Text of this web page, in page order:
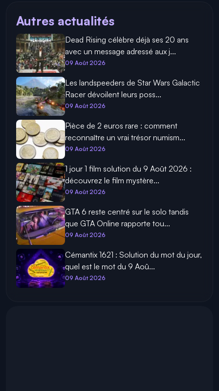
Autres actualités
Dead Rising célèbre déjà ses 20 ans
avec un message adressé aux j...
09 Août 2026
Les landspeeders de Star Wars Galactic
Racer dévoilent leurs poss...
09 Août 2026
Pièce de 2 euros rare : comment
reconnaître un vrai trésor numism...
09 Août 2026
1 jour 1 film solution du 9 Août 2026 :
découvrez le film mystère...
09 Août 2026
GTA 6 reste centré sur le solo tandis
que GTA Online rapporte tou...
09 Août 2026
Cémantix 1621 : Solution du mot du jour,
quel est le mot du 9 Aoû...
09 Août 2026